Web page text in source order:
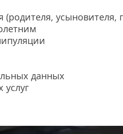
(родителя, усыновителя,
данных
услуг